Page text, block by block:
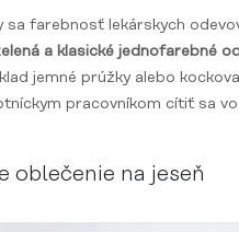
sa farebnosť lekárskych
a klasické jednofarebné
jemné prúžky alebo
pracovníkom cítiť sa
oblečenie na jeseň